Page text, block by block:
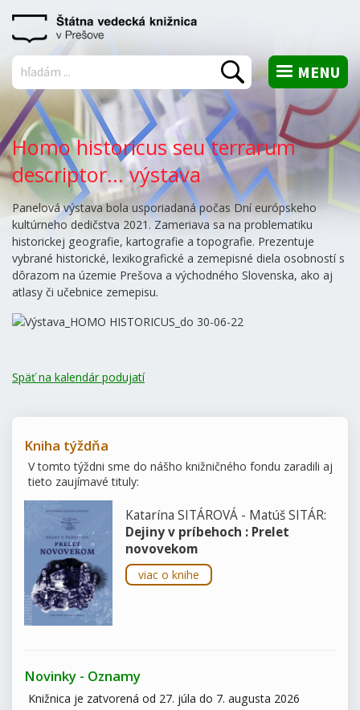
MENU
Vyhľadať
Homo historicus seu terrarum
descriptor... výstava
Panelová výstava bola usporiadaná počas Dní európskeho
kultúrneho dedičstva 2021. Zameriava sa na problematiku
historickej geografie, kartografie a topografie. Prezentuje
vybrané historické, lexikografické a zemepisné diela osobností s
dôrazom na územie Prešova a východného Slovenska, ako aj
atlasy či učebnice zemepisu.
Späť na kalendár podujatí
Kniha týždňa
V tomto týždni sme do nášho knižničného fondu zaradili aj
tieto zaujímavé tituly:
Katarína SITÁROVÁ - Matúš SITÁR:
Dejiny v príbehoch : Prelet
novovekom
viac o knihe
Novinky - Oznamy
Knižnica je zatvorená od 27. júla do 7. augusta 2026